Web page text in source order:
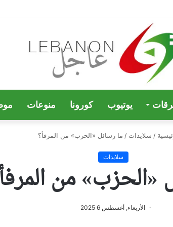
يوتيوب كورونا منوعات
/ سلايدات / ما رسائل «الحزب» من المرفأ؟
سلايدات
«الحزب» من
الأربعاء, أغسطس 6 2025